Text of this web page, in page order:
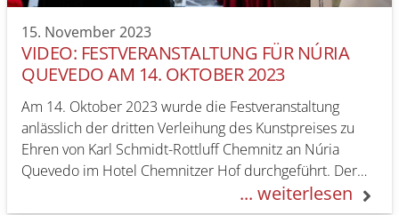
15. November 2023
VIDEO: FESTVERANSTALTUNG FÜR NÚRIA
QUEVEDO AM 14. OKTOBER 2023
Am 14. Oktober 2023 wurde die Festveranstaltung
anlässlich der dritten Verleihung des Kunstpreises zu
Ehren von Karl Schmidt-Rottluff Chemnitz an Núria
Quevedo im Hotel Chemnitzer Hof durchgeführt. Der
... weiterlesen